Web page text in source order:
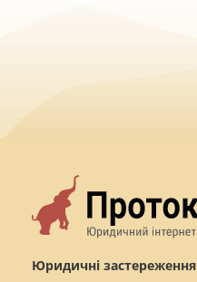
Юридичні застереження